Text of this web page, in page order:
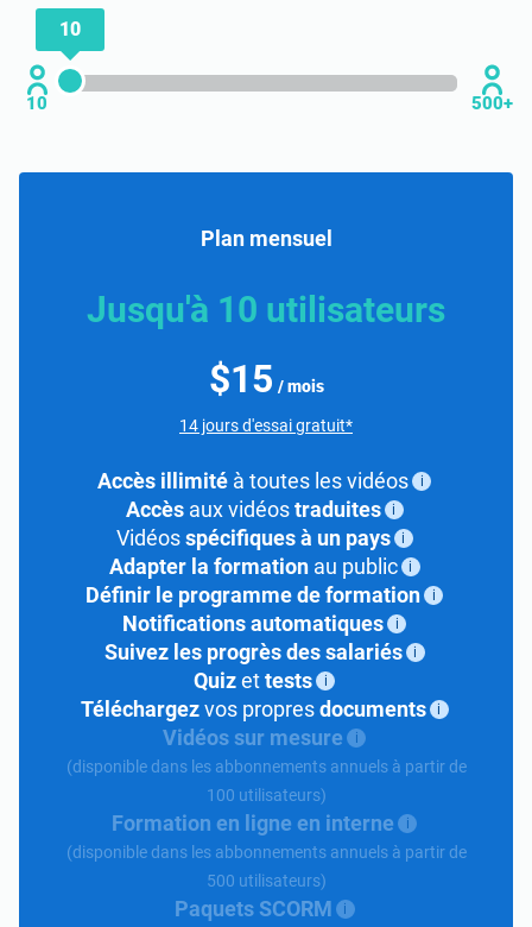
10
10
500+
Plan mensuel
Jusqu'à 10 utilisateurs
$15 / mois
14 jours d'essai gratuit*
Accès illimité à toutes les vidéos i
Accèsaux vidéostraduites i
Vidéosspécifiques à un pays i
Adapter la formationau public i
Définir le programme de formation i
Notifications automatiques i
Suivez les progrès des salariés i
Quizettests i
Téléchargezvos propresdocuments i
Vidéos sur mesure i
(disponible dans les abbonnements annuels à partir de
100 utilisateurs)
Formation en ligne en interne i
(disponible dans les abbonnements annuels à partir de
500 utilisateurs)
Paquets SCORM i